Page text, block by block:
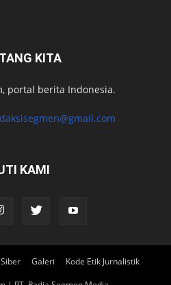
KITA
portal berita Indonesia.
KAMI
Galeri
Kode Etik Jurnalistik